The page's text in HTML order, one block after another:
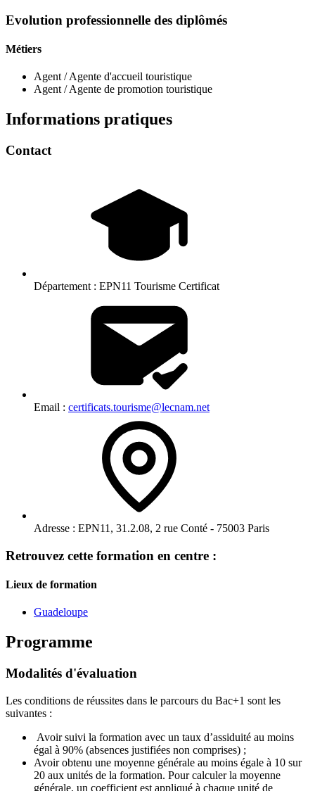
Evolution professionnelle des diplômés
Métiers
Agent / Agente d'accueil touristique
Agent / Agente de promotion touristique
Informations pratiques
Contact
Département : EPN11 Tourisme Certificat
Email : certificats.tourisme@lecnam.net
Adresse : EPN11, 31.2.08, 2 rue Conté - 75003 Paris
Retrouvez cette formation en centre :
Lieux de formation
Guadeloupe
Programme
Modalités d'évaluation
Les conditions de réussites dans le parcours du Bac+1 sont les
suivantes :
Avoir suivi la formation avec un taux d’assiduité au moins
égal à 90% (absences justifiées non comprises) ;
Avoir obtenu une moyenne générale au moins égale à 10 sur
20 aux unités de la formation. Pour calculer la moyenne
générale, un coefficient est appliqué à chaque unité de